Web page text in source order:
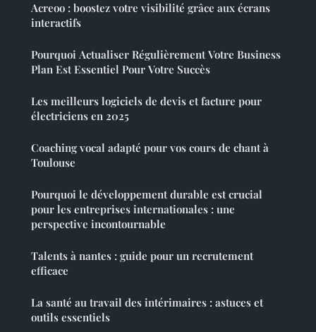
Acreoo : boostez votre visibilité grâce aux écrans
interactifs
Pourquoi Actualiser Régulièrement Votre Business
Plan Est Essentiel Pour Votre Succès
Les meilleurs logiciels de devis et facture pour
électriciens en 2025
Coaching vocal adapté pour vos cours de chant à
Toulouse
Pourquoi le développement durable est crucial
pour les entreprises internationales : une
perspective incontournable
Talents à nantes : guide pour un recrutement
efficace
La santé au travail des intérimaires : astuces et
outils essentiels